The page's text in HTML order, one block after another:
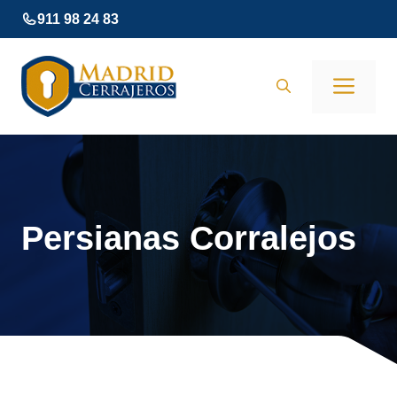
Saltar
al
contenido
911 98 24 83
Persianas Corralejos